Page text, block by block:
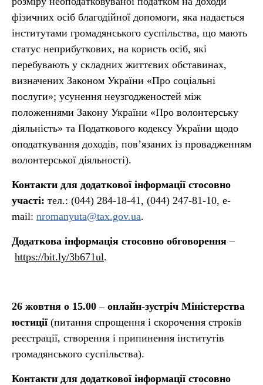
фізичних осіб благодійної допомоги, яка надається
інститутами громадянського суспільства, що мають
статус неприбуткових, на користь осіб, які
перебувають у складних життєвих обставинах,
визначених Законом України «Про соціальні
послуги»; усунення неузгодженостей між
положеннями Закону України «Про волонтерську
діяльність» та Податкового кодексу України щодо
оподаткування доходів, пов’язаних із провадженням
волонтерської діяльності).
Контакти для додаткової інформації стосовно
участі: тел.: (044) 284-18-41, (044) 247-81-10, e-
mail: nromanyuta@tax.gov.ua.
Додаткова інформація стосовно обговорення–
https://bit.ly/3b671ul.
26 жовтня о 15.00 – онлайн-зустріч Міністерства
юстиції (питання спрощення і скорочення строків
реєстрації, створення і припинення інститутів
громадянського суспільства).
Контакти для додаткової інформації стосовно